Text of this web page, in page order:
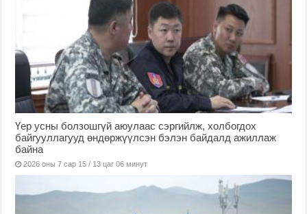
Үер усны болзошгүй аюулаас сэргийлж, холбогдох
байгууллагууд өндөржүүлсэн бэлэн байдалд ажиллаж
байна
2026 оны 7 сар 15 / 13 цаг 06 минут